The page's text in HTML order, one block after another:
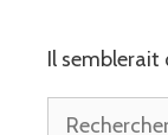
Il semblerait
Rechercher :